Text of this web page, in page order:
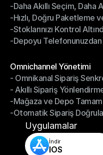
Depo Yönetimi
-Daha Akıllı Seçim, Daha
-Daha Akıllı Seçim, Daha
-Hızlı, Doğru Paketleme
-Hızlı, Doğru Paketleme
-Stoklarınızı Kontrol
-Stoklarınızı Kontrol
-Depoyu
Omnichannel Yönetimi
Omnichannel Yönetimi
- Omnikanal Sipariş
- Omnikanal Sipariş
- Akıllı Sipariş
- Akıllı Sipariş
-Mağaza ve Depo
-Mağaza ve Depo
-Otomatik Sipariş
-Otomatik Sipariş
Uygulamalar
İndir
IOS